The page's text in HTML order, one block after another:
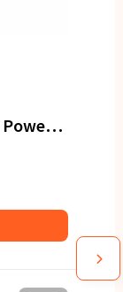
Xoopar Smile Wireless Mirror Powerbank Geschikt voor MagSafe 5000 mAh